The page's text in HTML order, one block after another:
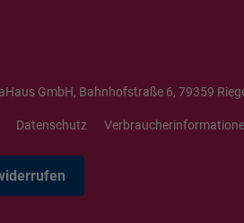
GmbH, Bahnhofstraße 6, 79359
Datenschutz